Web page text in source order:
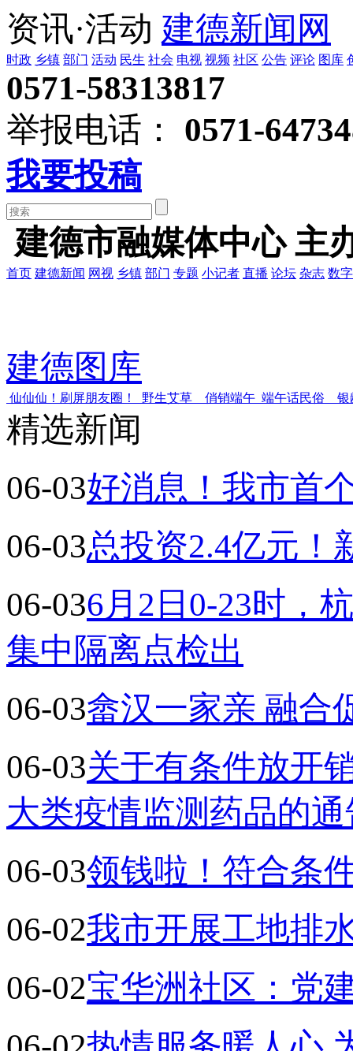
资讯·活动 建德新闻网
时政 乡镇 部门 活动 民生 社会 电视 视频 社区 公告 评论 图库
0571-58313817
举报电话：
0571-
我要投稿
建德市融媒体中心 主
首页 建德新闻 网视 乡镇 部门 专题 小记者 直播 论坛 杂志 数
建德图库
仙仙仙！刷屏朋友圈！ 野生艾草 俏销端午 端午话民俗 银
精选新闻
06-03好消息！我市首
06-03总投资2.4亿元！
06-036月2日0-23时，
集中隔离点检出
06-03畲汉一家亲 融合
06-03关于有条件放开
大类疫情监测药品的通
06-03领钱啦！符合条
06-02我市开展工地排
06-02宝华洲社区：党